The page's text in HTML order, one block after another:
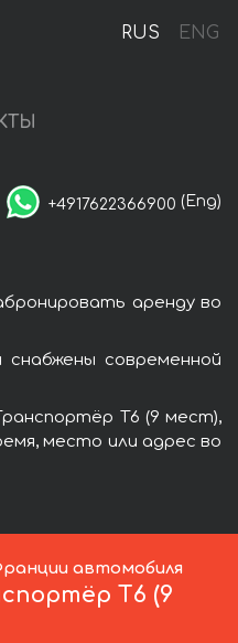
RUS ENG
+4917622366900 (Eng)
аренду во
современной
T6 (9 мест),
место или адрес во
автомобиля
T6 (9